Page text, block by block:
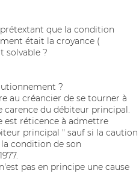
que la condition
était la croyance (
solvable ?
?
au créancier de se tourner à
du débiteur principal.
est réticence à admettre
principal " sauf si la caution
condition de son
pas en principe une cause